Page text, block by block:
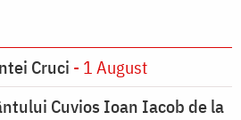
Cruci - 1 August
Cuvios Ioan Iacob de la